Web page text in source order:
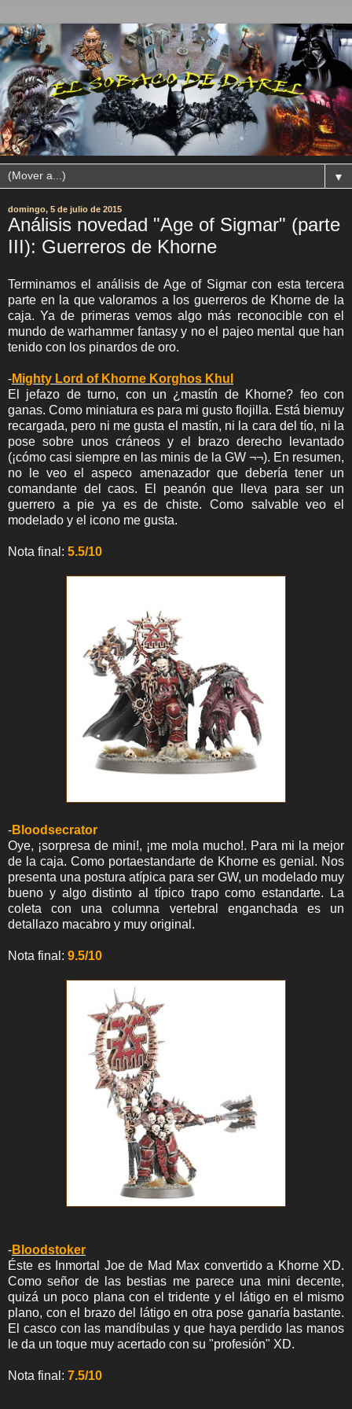
▼
domingo, 5 de julio de 2015
Análisis novedad "Age of Sigmar" (parte
III): Guerreros de Khorne
Terminamos el análisis de Age of Sigmar con esta tercera
parte en la que valoramos a los guerreros de Khorne de la
caja. Ya de primeras vemos algo más reconocible con el
mundo de warhammer fantasy y no el pajeo mental que han
tenido con los pinardos de oro.
-Mighty Lord of Khorne Korghos Khul
El jefazo de turno, con un ¿mastín de Khorne? feo con
ganas. Como miniatura es para mi gusto flojilla. Está biemuy
recargada, pero ni me gusta el mastín, ni la cara del tío, ni la
pose sobre unos cráneos y el brazo derecho levantado
(¡cómo casi siempre en las minis de la GW ¬¬). En resumen,
no le veo el aspeco amenazador que debería tener un
comandante del caos. El peanón que lleva para ser un
guerrero a pie ya es de chiste. Como salvable veo el
modelado y el icono me gusta.
Nota final: 5.5/10
-Bloodsecrator
Oye, ¡sorpresa de mini!, ¡me mola mucho!. Para mi la mejor
de la caja. Como portaestandarte de Khorne es genial. Nos
presenta una postura atípica para ser GW, un modelado muy
bueno y algo distinto al típico trapo como estandarte. La
coleta con una columna vertebral enganchada es un
detallazo macabro y muy original.
Nota final: 9.5/10
-Bloodstoker
Éste es Inmortal Joe de Mad Max convertido a Khorne XD.
Como señor de las bestias me parece una mini decente,
quizá un poco plana con el tridente y el látigo en el mismo
plano, con el brazo del látigo en otra pose ganaría bastante.
El casco con las mandíbulas y que haya perdido las manos
le da un toque muy acertado con su "profesión" XD.
Nota final: 7.5/10